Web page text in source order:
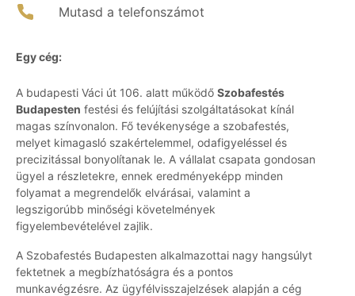
Mutasd a telefonszámot
Egy cég:
A budapesti Váci út 106. alatt működő Szobafestés
Budapesten festési és felújítási szolgáltatásokat kínál
magas színvonalon. Fő tevékenysége a szobafestés,
melyet kimagasló szakértelemmel, odafigyeléssel és
precizitással bonyolítanak le. A vállalat csapata gondosan
ügyel a részletekre, ennek eredményeképp minden
folyamat a megrendelők elvárásai, valamint a
legszigorúbb minőségi követelmények
figyelembevételével zajlik.
A Szobafestés Budapesten alkalmazottai nagy hangsúlyt
fektetnek a megbízhatóságra és a pontos
munkavégzésre. Az ügyfélvisszajelzések alapján a cég